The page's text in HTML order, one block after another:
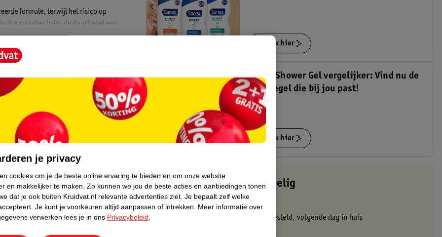
formule, terwijl het risico op
complex helpt de douchegel een
douche minder uit en kun je rekenen op
met een unieke mix voedingsstoffen die
de goede bacteriën op je huid en
je huid en is zonder sulfaten**. Het
zijn*** en is volledig vegan.
allergene geurstoffen te vermijden
1223/2009.
verwerking.
Bekijk hier
Sanex Shower Gel vergelijker: Vind nu de
douchegel die bij jou past!
Bekijk hier
Kruidvat is altijd voordelig
Gratis ophalen in de winkel
Op werkdagen voor 22:00 uur besteld, volgende dag in huis
Gratis thuisbezorgd vanaf 50.00
je privacy
cookies om je de beste online ervaring te bieden en om onze website
en makkelijker te maken. Zo kunnen we jou de beste acties en aanbiedingen tonen
dat je ook buiten Kruidvat.nl relevante advertenties ziet. Je bepaalt zelf welke
Je kunt je voorkeuren altijd aanpassen of intrekken. Meer informatie over
verwerken lees je in ons Privacybeleid.